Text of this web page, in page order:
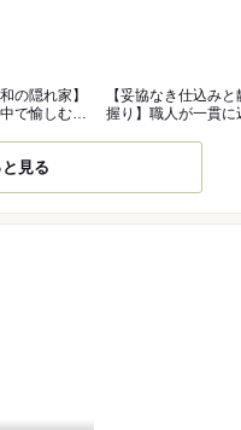
の隠れ家】
で愉しむ本
【妥協なき仕込み
握り】職人が一貫に
見る